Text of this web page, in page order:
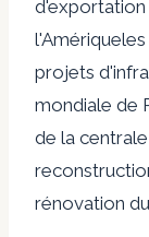
l'Amérique
projets
mondiale de
de la
rénovation